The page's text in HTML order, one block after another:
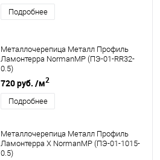
Подробнее
Металлочерепица Металл Профиль
Ламонтерра NormanMP (ПЭ-01-RR32-
0.5)
720 руб. /м2
Подробнее
Металлочерепица Металл Профиль
Ламонтерра X NormanMP (ПЭ-01-1015-
0.5)